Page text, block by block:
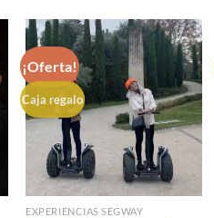
¡Oferta!
Caja regalo
EXPERIENCIAS SEGWAY